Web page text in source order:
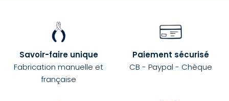
Savoir-faire unique
Fabrication manuelle et
française
Paiement sécurisé
CB - Paypal - Chèque